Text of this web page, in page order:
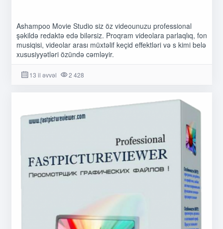
Ashampoo Movie Studio siz öz videounuzu professional
şəkildə redaktə edə bilərsiz. Proqram videolara parlaqlıq, fon
musiqisi, videolar arası müxtəlif keçid effektləri və s kimi belə
xususiyyətləri özündə cəmləyir.
13 il əvvəl 2 428